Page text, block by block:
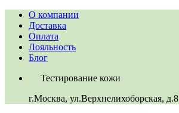
О компании
Доставка
Оплата
Лояльность
Блог
Тестирование кожи
г.Москва, ул.Верхнелихоборская, д.8